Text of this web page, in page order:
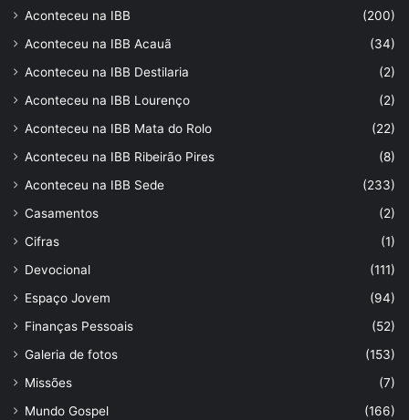
Aconteceu na IBB
(200)
Aconteceu na IBB Acauã
(34)
Aconteceu na IBB Destilaria
(2)
Aconteceu na IBB Lourenço
(2)
Aconteceu na IBB Mata do Rolo
(22)
Aconteceu na IBB Ribeirão Pires
(8)
Aconteceu na IBB Sede
(233)
Casamentos
(2)
Cifras
(1)
Devocional
(111)
Espaço Jovem
(94)
Finanças Pessoais
(52)
Galeria de fotos
(153)
Missões
(7)
Mundo Gospel
(166)